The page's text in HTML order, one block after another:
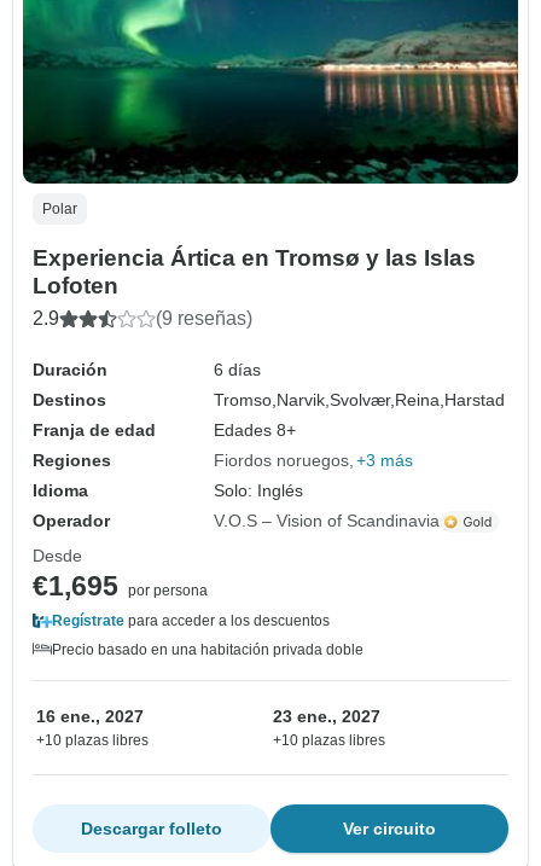
Polar
Experiencia Ártica en Tromsø y las Islas
Lofoten
2.9 (9 reseñas)
Duración
6 días
Destinos
Tromso, Narvik,Svolvær, Reina, Harstad
Franja de edad
Edades 8+
Regiones
Fiordos noruegos +3 más
Idioma
Solo: Inglés
Operador
V.O.S – Vision of Scandinavia
Desde
€1,695 por persona
Regístrate para acceder a los descuentos
Precio basado en una habitación privada doble
16 ene., 2027
+10 plazas libres
23 ene., 2027
+10 plazas libres
Ver circuito
Descargar folleto